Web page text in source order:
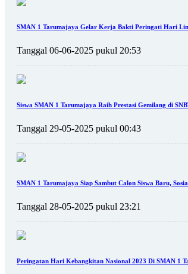
SMAN 1 Tarumajaya Gelar Kerja Bakti Peringati Hari
Tanggal 06-06-2025 pukul 20:53
Siswa SMAN 1 Tarumajaya Raih Prestasi Gemilang di
Tanggal 29-05-2025 pukul 00:43
SMAN 1 Tarumajaya Siap Sambut Calon Siswa Baru,
Tanggal 28-05-2025 pukul 23:21
Peringatan Hari Kebangkitan Nasional 2023 Di SMAN 1